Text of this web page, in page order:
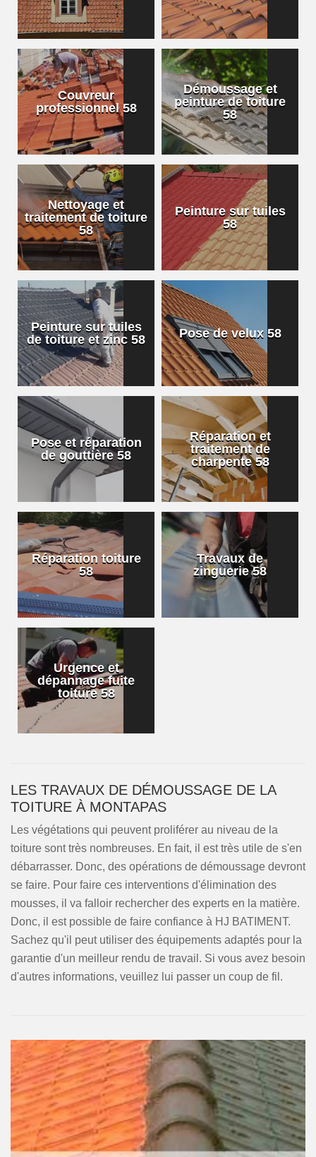
Couvreur
professionnel 58
Démoussage et
peinture de toiture
58
Nettoyage et
traitement de toiture
58
Peinture sur tuiles
58
Peinture sur tuiles
de toiture et zinc 58
Pose de velux 58
Pose et réparation
de gouttière 58
Réparation et
traitement de
charpente 58
Réparation toiture
58
Travaux de
zinguerie 58
Urgence et
dépannage fuite
toiture 58
LES TRAVAUX DE DÉMOUSSAGE DE LA
TOITURE À MONTAPAS
Les végétations qui peuvent proliférer au niveau de la
toiture sont très nombreuses. En fait, il est très utile de s'en
débarrasser. Donc, des opérations de démoussage devront
se faire. Pour faire ces interventions d'élimination des
mousses, il va falloir rechercher des experts en la matière.
Donc, il est possible de faire confiance à HJ BATIMENT.
Sachez qu'il peut utiliser des équipements adaptés pour la
garantie d'un meilleur rendu de travail. Si vous avez besoin
d'autres informations, veuillez lui passer un coup de fil.